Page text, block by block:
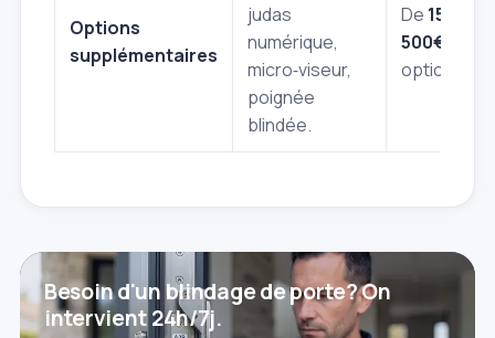
Options
supplémentaires
judas
numérique,
micro‑viseur,
poignée
blindée.
De 150€
500€
option
Besoin d'un blindage de porte? On
intervient 24h/7j.